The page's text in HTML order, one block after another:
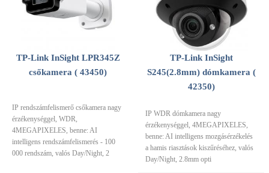
TP-Link InSight LPR345Z
csőkamera ( 43450)
IP rendszámfelismerő csőkamera nagy
érzékenységgel, WDR,
4MEGAPIXELES, benne: AI
intelligens rendszámfelismerés - 100
000 rendszám, valós Day/Night, 2
TP-Link InSight
S245(2.8mm) dómkamera (
42350)
IP WDR dómkamera nagy
érzékenységgel, 4MEGAPIXELES,
benne: AI intelligens mozgásérzékelés
a hamis riasztások kiszűréséhez, valós
Day/Night, 2.8mm opti